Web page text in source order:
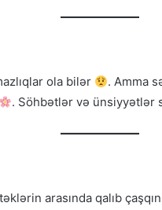
ola bilər
. Amma
. Söhbətlər və ünsiyyətlər
arasında qalıb